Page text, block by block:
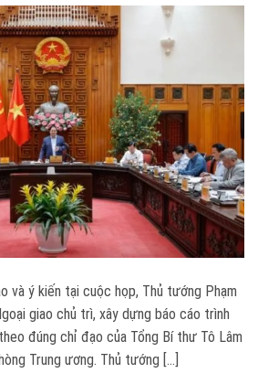
và ý kiến tại cuộc họp, Thủ tướng Phạm
giao chủ trì, xây dựng báo cáo trình
đúng chỉ đạo của Tổng Bí thư Tô Lâm
Trung ương. Thủ tướng […]